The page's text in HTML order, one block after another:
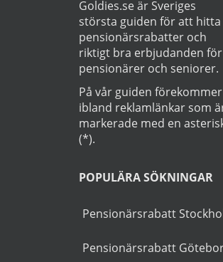
Läs Integritetspolicy
OM GUIDEN
största guiden för att hitta
riktigt bra erbjudanden för
På vår guiden förekommer